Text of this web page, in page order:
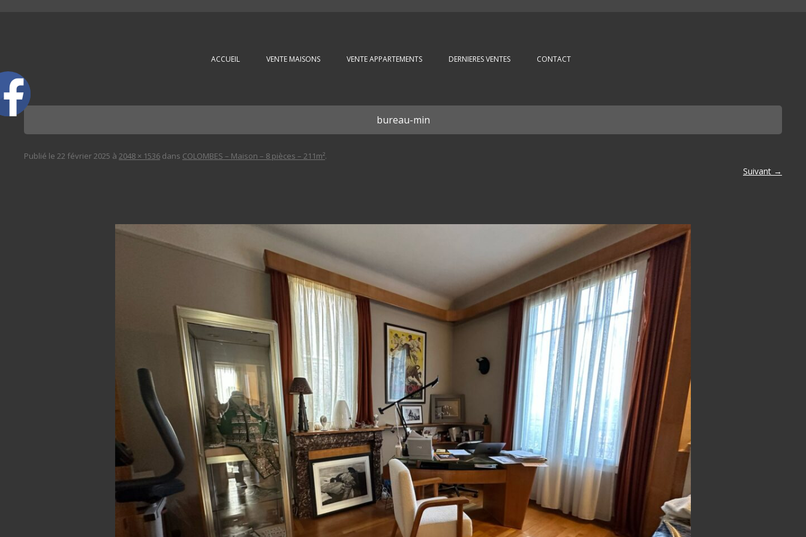
ACCUEIL VENTE MAISONS VENTE APPARTEMENTS DERNIERES VENTES CONTACT
bureau-min
Publié le 22 février 2025 à 2048 × 1536 dans COLOMBES – Maison – 8 pièces – 211m².
Suivant →